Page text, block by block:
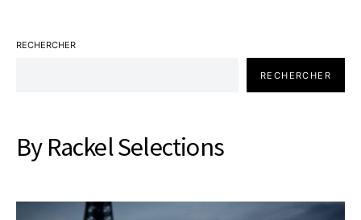
RECHERCHER
RECHERCHER
By Rackel Selections